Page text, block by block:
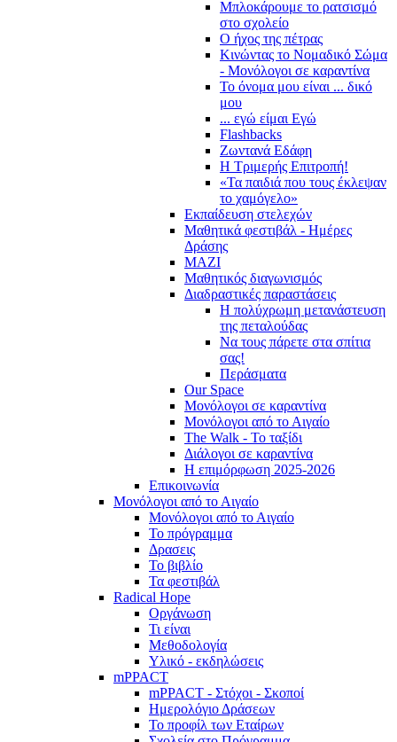
Μπλοκάρουμε το ρατσισμό
στο σχολείο
Ο ήχος της πέτρας
Κινώντας το Νομαδικό Σώμα
- Μονόλογοι σε καραντίνα
Το όνομα μου είναι ... δικό
μου
... εγώ είμαι Εγώ
Flashbacks
Ζωντανά Εδάφη
Η Τριμερής Επιτροπή!
«Τα παιδιά που τους έκλεψαν
το χαμόγελο»
Εκπαίδευση στελεχών
Μαθητικά φεστιβάλ - Ημέρες
Δράσης
ΜΑΖΙ
Μαθητικός διαγωνισμός
Διαδραστικές παραστάσεις
Η πολύχρωμη μετανάστευση
της πεταλούδας
Να τους πάρετε στα σπίτια
σας!
Περάσματα
Our Space
Μονόλογοι σε καραντίνα
Μονόλογοι από το Αιγαίο
The Walk - Το ταξίδι
Διάλογοι σε καραντίνα
Η επιμόρφωση 2025-2026
Επικοινωνία
Μονόλογοι από το Αιγαίο
Μονόλογοι από το Αιγαίο
Το πρόγραμμα
Δρασεις
Το βιβλίο
Τα φεστιβάλ
Radical Hope
Οργάνωση
Τι είναι
Μεθοδολογία
Υλικό - εκδηλώσεις
mPPACT
mPPACT - Στόχοι - Σκοποί
Ημερολόγιο Δράσεων
Το προφίλ των Εταίρων